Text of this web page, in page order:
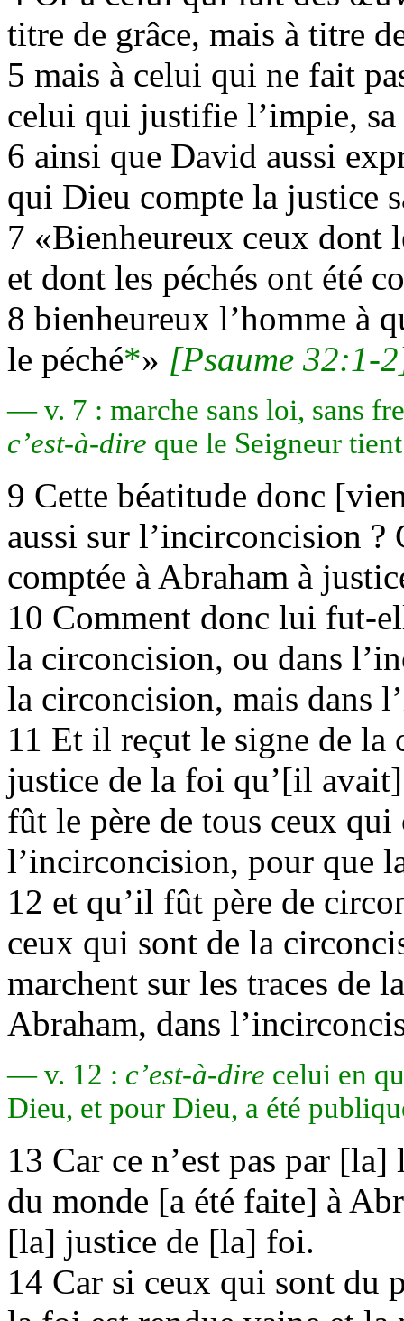
titre de grâce, mais à titre
5 mais à celui qui ne fait
celui qui justifie l’impie,
6 ainsi que David aussi
qui Dieu compte la justice
7 «Bienheureux ceux dont
et dont les péchés ont été
8 bienheureux l’homme à
le péché*» [Psaume 32:1-
— v. 7 : marche sans loi, sans
c’est-à-dire que le Seigneur
9 Cette béatitude donc
aussi sur l’incirconcision
comptée à Abraham à
10 Comment donc lui fut-
la circoncision, ou dans
la circoncision, mais dans
11 Et il reçut le signe de la
justice de la foi qu’[il
fût le père de tous ceux qui
l’incirconcision, pour que
12 et qu’il fût père de
ceux qui sont de la
marchent sur les traces de
Abraham, dans
— v. 12 : c’est-à-dire celui en
Dieu, et pour Dieu, a été
13 Car ce n’est pas par
du monde [a été faite] à
[la] justice de [la] foi.
14 Car si ceux qui sont du